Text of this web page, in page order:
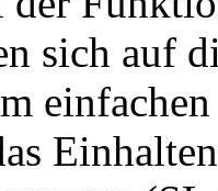
sich auf